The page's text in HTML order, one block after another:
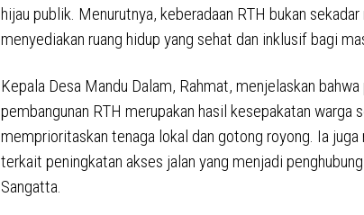
hijau publik. Menurutnya, keberadaan RTH bukan
menyediakan ruang hidup yang sehat dan inklusif bagi
Kepala Desa Mandu Dalam, Rahmat, menjelaskan bahwa
pembangunan RTH merupakan hasil kesepakatan warga
memprioritaskan tenaga lokal dan gotong royong. Ia juga
terkait peningkatan akses jalan yang menjadi
Sangatta.